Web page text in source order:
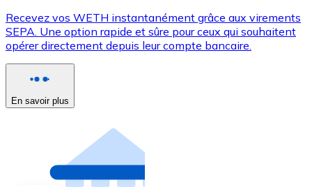
Recevez vos WETH instantanément grâce aux virements
SEPA. Une option rapide et sûre pour ceux qui souhaitent
opérer directement depuis leur compte bancaire.
En savoir plus